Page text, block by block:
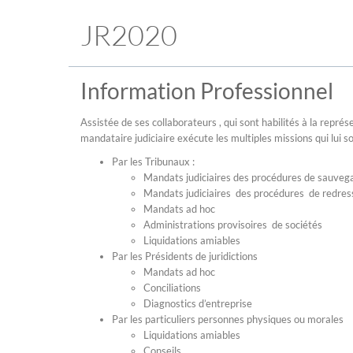
JR2020
Information Professionnel
Assistée de ses collaborateurs , qui sont habilités à la
mandataire judiciaire exécute les multiples missions qui lui
Par les Tribunaux :
Mandats judiciaires des procédures de
Mandats judiciaires des procédures de
Mandats ad hoc
Administrations provisoires de sociétés
Liquidations amiables
Par les Présidents de juridictions
Mandats ad hoc
Conciliations
Diagnostics d’entreprise
Par les particuliers personnes physiques ou morales
Liquidations amiables